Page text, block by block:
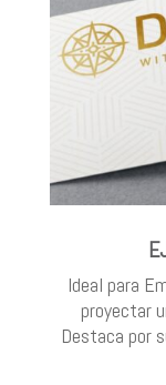
Ideal para
proyectar
Destaca por